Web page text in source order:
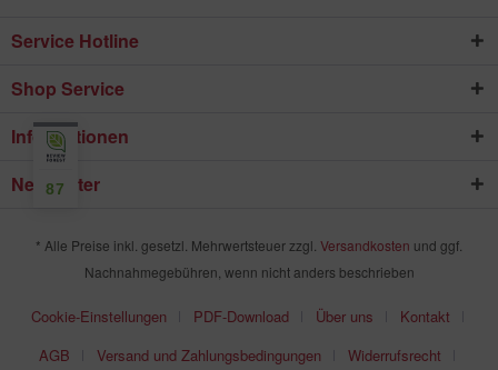
Service Hotline
Shop Service
Informationen
Newsletter
* Alle Preise inkl. gesetzl. Mehrwertsteuer zzgl. Versandkosten und ggf.
Nachnahmegebühren, wenn nicht anders beschrieben
Cookie-Einstellungen PDF-Download Über uns
Kontakt
AGB
Versand und Zahlungsbedingungen Widerrufsrecht
87